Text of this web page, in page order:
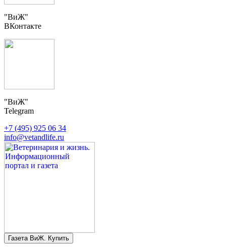
"ВиЖ"
ВКонтакте
"ВиЖ"
Telegram
+7 (495) 925 06 34
info@vetandlife.ru
Газета ВиЖ. Купить